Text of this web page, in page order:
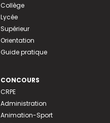
Collège
Lycée
Supérieur
Orientation
Guide pratique
CONCOURS
CRPE
Administration
Animation-Sport